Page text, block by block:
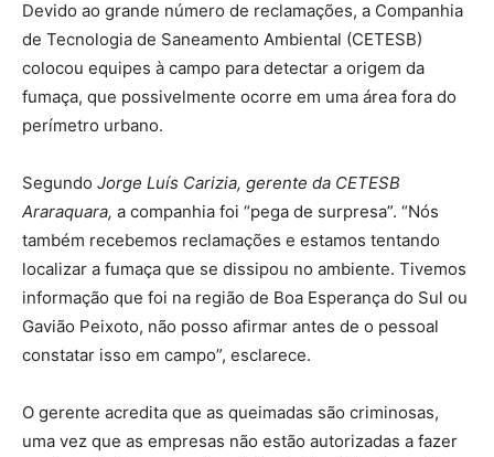
Devido ao grande número de reclamações, a Companhia
de Tecnologia de Saneamento Ambiental (CETESB)
colocou equipes à campo para detectar a origem da
fumaça, que possivelmente ocorre em uma área fora do
perímetro urbano.
Segundo Jorge Luís Carizia, gerente da CETESB
Araraquara, a companhia foi “pega de surpresa”. “Nós
também recebemos reclamações e estamos tentando
localizar a fumaça que se dissipou no ambiente. Tivemos
informação que foi na região de Boa Esperança do Sul ou
Gavião Peixoto, não posso afirmar antes de o pessoal
constatar isso em campo”, esclarece.
O gerente acredita que as queimadas são criminosas,
uma vez que as empresas não estão autorizadas a fazer